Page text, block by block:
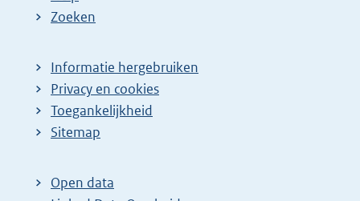
Zoeken
Informatie hergebruiken
Privacy en cookies
Toegankelijkheid
Sitemap
Open data